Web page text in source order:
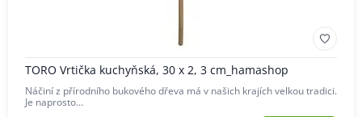
TORO Vrtička kuchyňská, 30 x 2, 3 cm_hamashop
Náčiní z přírodního bukového dřeva má v našich krajích velkou tradici.
Je naprosto…